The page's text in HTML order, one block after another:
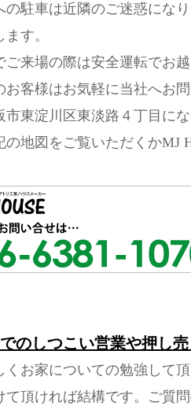
の駐車は近隣のご迷惑にな
ます。
ご来場の際は安全運転でお
お客様はお気軽に当社へお
市東淀川区東淡路４丁目に
の地図をご覧いただくかMJ
のしつこい営業や押し
くお家についての勉強して
て頂ければ結構です。ご質